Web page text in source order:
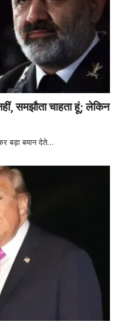
समझौता चाहता हूं; लेकिन
बड़ा बयान देते…